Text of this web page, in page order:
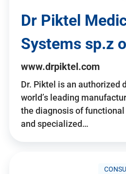
Dr Piktel
Systems sp.z
www.drpiktel.com
Dr. Piktel is an authorized
world’s leading
the diagnosis of
and specialized…